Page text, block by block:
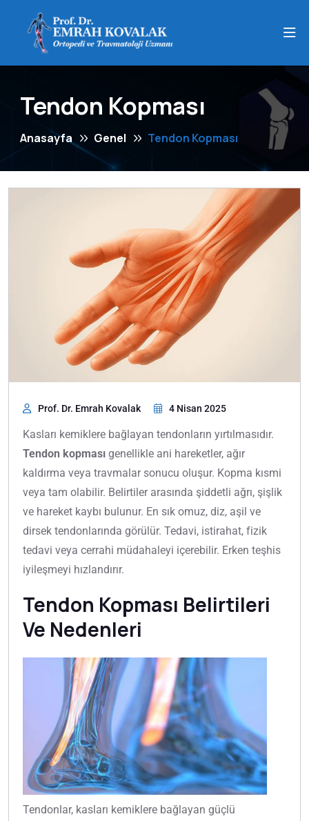
Tendon Kopması
Anasayfa Genel Tendon Kopması
Prof. Dr. Emrah Kovalak 4 Nisan 2025
Kasları kemiklere bağlayan tendonların yırtılmasıdır.
Tendon kopması genellikle ani hareketler, ağır
kaldırma veya travmalar sonucu oluşur. Kopma kısmi
veya tam olabilir. Belirtiler arasında şiddetli ağrı, şişlik
ve hareket kaybı bulunur. En sık omuz, diz, aşil ve
dirsek tendonlarında görülür. Tedavi, istirahat, fizik
tedavi veya cerrahi müdahaleyi içerebilir. Erken teşhis
iyileşmeyi hızlandırır.
Tendon Kopması Belirtileri
Ve Nedenleri
Tendonlar, kasları kemiklere bağlayan güçlü